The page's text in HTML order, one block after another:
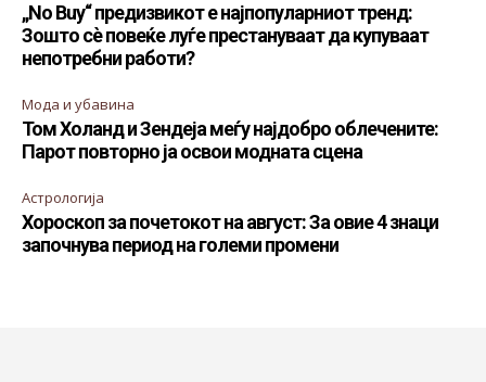
„No Buy“ предизвикот е најпопуларниот тренд:
Зошто сè повеќе луѓе престануваат да купуваат
непотребни работи?
Мода и убавина
Том Холанд и Зендеја меѓу најдобро облечените:
Парот повторно ја освои модната сцена
Астрологија
Хороскоп за почетокот на август: За овие 4 знаци
започнува период на големи промени